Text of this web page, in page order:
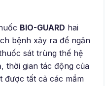
BIO-GUARD hai
bệnh xảy ra để ngăn
sát trùng thế hệ
thời gian tác động của
được tất cả các mầm